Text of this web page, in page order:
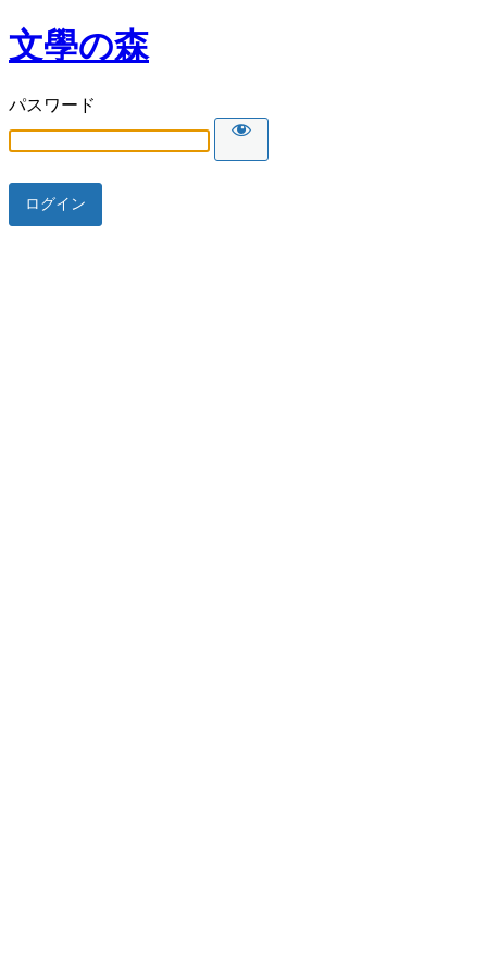
文學の森
パスワード